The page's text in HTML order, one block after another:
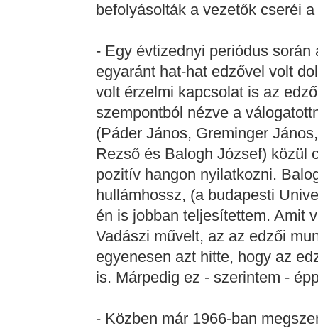
befolyásolták a vezetők cseréi
- Egy évtizednyi periódus
egyaránt hat-hat edzővel volt
volt érzelmi kapcsolat is az
szempontból nézve a
(Páder János, Greminger
Rezső és Balogh József) közül
pozitív hangon nyilatkozni.
hullámhossz, (a budapesti
én is jobban teljesítettem. Amit
Vadászi művelt, az az edzői
egyenesen azt hitte, hogy az
is. Márpedig ez - szerintem -
- Közben már 1966-ban